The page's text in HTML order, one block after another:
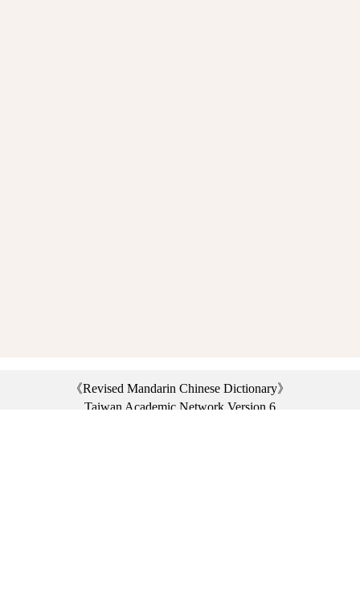
《Revised Mandarin Chinese Dictionary》
Taiwan Academic Network Version 6